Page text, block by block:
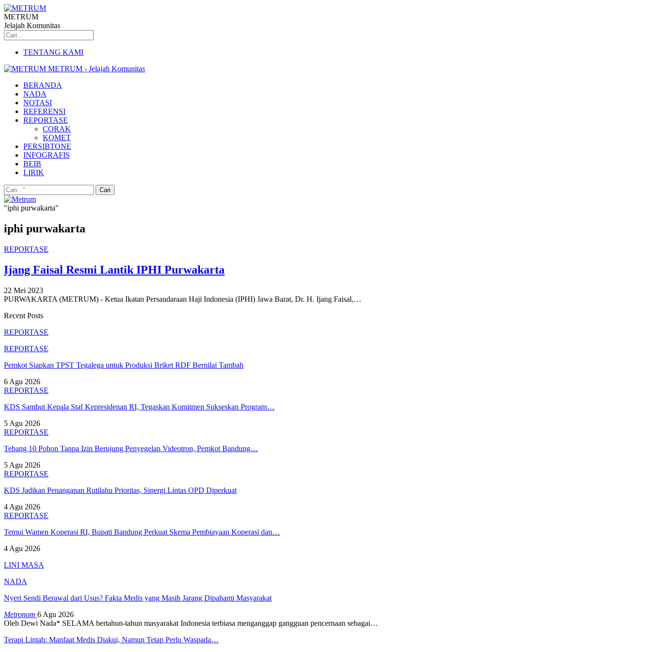
METRUM
Jelajah Komunitas
TENTANG KAMI
METRUM - Jelajah Komunitas
BERANDA
NADA
NOTASI
REFERENSI
REPORTASE
CORAK
KOMET
PERSIBTONE
INFOGRAFIS
BEIB
LIRIK
"iphi purwakarta"
iphi purwakarta
REPORTASE
Ijang Faisal Resmi Lantik IPHI Purwakarta
22 Mei 2023
PURWAKARTA (METRUM) - Ketua Ikatan Persaudaraan Haji Indonesia (IPHI) Jawa Barat, Dr. H. Ijang Faisal,…
Recent Posts
REPORTASE
REPORTASE
Pemkot Siapkan TPST Tegalega untuk Produksi Briket RDF Bernilai Tambah
6 Agu 2026
REPORTASE
KDS Sambut Kepala Staf Kepresidenan RI, Tegaskan Komitmen Sukseskan Program…
5 Agu 2026
REPORTASE
Tebang 10 Pohon Tanpa Izin Berujung Penyegelan Videotron, Pemkot Bandung…
5 Agu 2026
REPORTASE
KDS Jadikan Penanganan Rutilahu Prioritas, Sinergi Lintas OPD Diperkuat
4 Agu 2026
REPORTASE
Temui Wamen Koperasi RI, Bupati Bandung Perkuat Skema Pembiayaan Koperasi dan…
4 Agu 2026
LINI MASA
NADA
Nyeri Sendi Berawal dari Usus? Fakta Medis yang Masih Jarang Dipahami Masyarakat
Metronom 6 Agu 2026
Oleh Dewi Nada* SELAMA bertahun-tahun masyarakat Indonesia terbiasa menganggap gangguan pencernaan sebagai…
Terapi Lintah: Manfaat Medis Diakui, Namun Tetap Perlu Waspada…